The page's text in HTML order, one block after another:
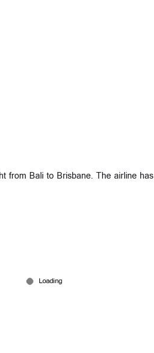
from Bali to Brisbane. The airline has